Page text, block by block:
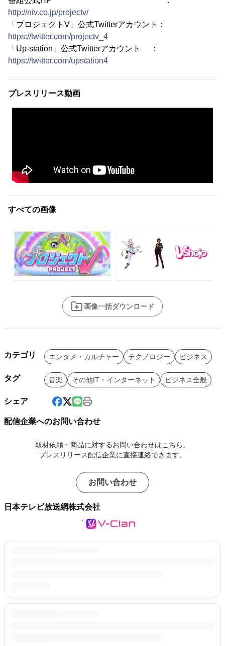
http://ntv.co.jp/projectv/
「プロジェクトV」公式Twitterアカウント：
https://twitter.com/projectv_4
「Up-station」公式Twitterアカウント ：
https://twitter.com/upstation4
プレスリリース動画
すべての画像
画像一括ダウンロード
カテゴリ エンタメ・カルチャー テクノロジー ビジネス
タグ 音楽 その他IT・インターネット ビジネス全般
シェア
配信企業へのお問い合わせ
取材依頼・商品に対するお問い合わせはこちら。
プレスリリース配信企業に直接連絡できます。
お問い合わせ
日本テレビ放送網株式会社